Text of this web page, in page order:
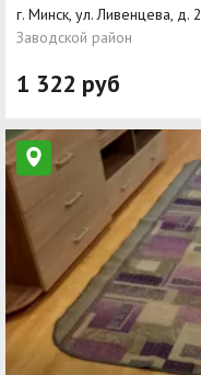
г. Минск, ул. Ливенцева, д. 2
Заводской район
1 322 руб